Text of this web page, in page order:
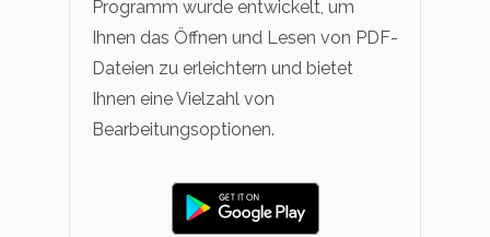
Programm wurde entwickelt, um
Ihnen das Öffnen und Lesen von PDF-
Dateien zu erleichtern und bietet
Ihnen eine Vielzahl von
Bearbeitungsoptionen.